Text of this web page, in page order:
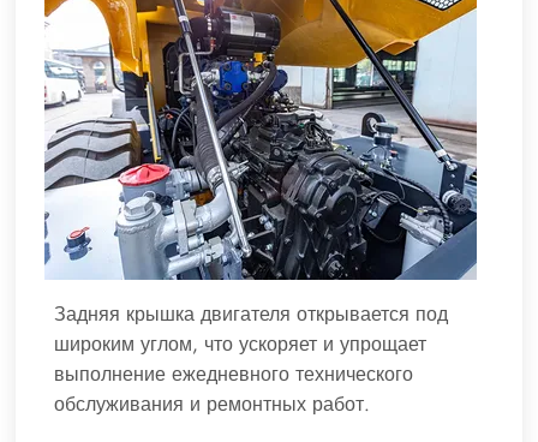
Задняя крышка двигателя открывается под
широким углом, что ускоряет и упрощает
выполнение ежедневного технического
обслуживания и ремонтных работ.